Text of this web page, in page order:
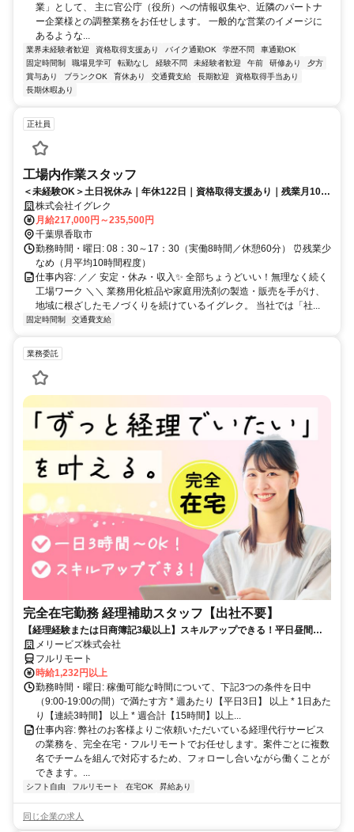
業」として、 主に官公庁（役所）への情報収集や、近隣のパートナ
ー企業様との調整業務をお任せします。 一般的な営業のイメージに
あるような...
業界未経験者歓迎 資格取得支援あり バイク通勤OK 学歴不問
車通勤OK
固定時間制
職場見学可 転勤なし 経験不問 未経験者歓迎 午前 研修あり
夕方
賞与あり
ブランクOK 育休あり 交通費支給 長期歓迎
資格取得手当あり
長期休暇あり
正社員
工場内作業スタッフ
＜未経験OK＞土日祝休み｜年休122日｜資格取得支援あり｜残業月10h
程度株式会社イグレク
月給217,000円～235,500円
千葉県香取市
勤務時間・曜日: 08：30～17：30（実働8時間／休憩60分） ⏰残業少
なめ（月平均10時間程度）
仕事内容: ／／ 安定・休み・収入✨ 全部ちょうどいい！無理なく続く
工場ワーク ＼＼ 業務用化粧品や家庭用洗剤の製造・販売を手がけ、
地域に根ざしたモノづくりを続けているイグレク。 当社では「社...
固定時間制 交通費支給
業務委託
完全在宅勤務 経理補助スタッフ【出社不要】
【経理経験または日商簿記3級以上】スキルアップできる！平日昼間３h
～。完全在宅で育児・介護中の方も大歓迎♪
メリービズ株式会社
フルリモート
時給1,232円以上
勤務時間・曜日: 稼働可能な時間について、下記3つの条件を日中
（9:00-19:00の間）で満たす方 * 週あたり【平日3日】 以上 * 1日あた
り【連続3時間】 以上 * 週合計【15時間】以上...
仕事内容: 弊社のお客様よりご依頼いただいている経理代行サービス
の業務を、完全在宅・フルリモートでお任せします。案件ごとに複数
名でチームを組んで対応するため、フォローし合いながら働くことが
できます。...
シフト自由 フルリモート 在宅OK 昇給あり
同じ企業の求人